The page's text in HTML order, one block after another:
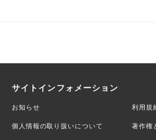
サイトインフォメーション
お知らせ 利用規
個人情報の取り扱いについて 著作権